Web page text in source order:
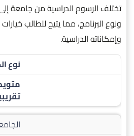
تختلف الرسوم الدراسية من
ونوع البرنامج، مما يتيح للطالب
وإمكاناته الدراسية.
نوع